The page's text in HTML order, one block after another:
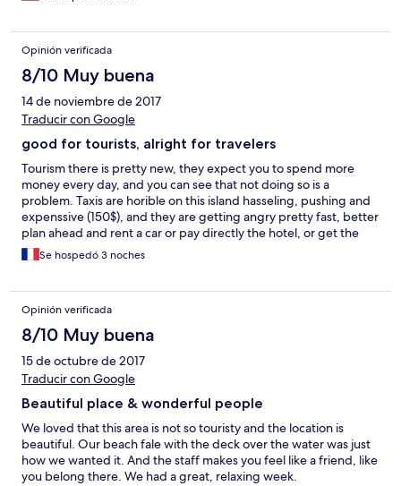
Opinión verificada
8/10 Muy buena
14 de noviembre de 2017
Traducir con Google
good for tourists, alright for travelers
Tourism there is pretty new, they expect you to spend more
money every day, and you can see that not doing so is a
problem. Taxis are horible on this island hasseling, pushing and
expenssive (150$), and they are getting angry pretty fast, better
plan ahead and rent a car or pay directly the hotel, or get the
local bus, fun but could be crowded. Sceneries are good, and
it's quiet, overall a good place.
Se hospedó 3 noches
Opinión verificada
8/10 Muy buena
15 de octubre de 2017
Traducir con Google
Beautiful place & wonderful people
We loved that this area is not so touristy and the location is
beautiful. Our beach fale with the deck over the water was just
how we wanted it. And the staff makes you feel like a friend, like
you belong there. We had a great, relaxing week.